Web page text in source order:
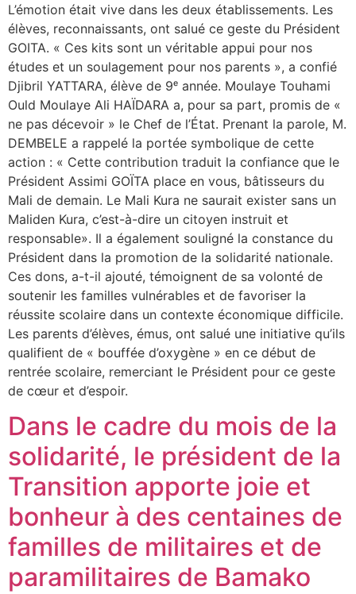
L’émotion était vive dans les deux établissements. Les
élèves, reconnaissants, ont salué ce geste du Président
GOITA. « Ces kits sont un véritable appui pour nos
études et un soulagement pour nos parents », a confié
Djibril YATTARA, élève de 9ᵉ année. Moulaye Touhami
Ould Moulaye Ali HAÏDARA a, pour sa part, promis de «
ne pas décevoir » le Chef de l’État. Prenant la parole, M.
DEMBELE a rappelé la portée symbolique de cette
action : « Cette contribution traduit la confiance que le
Président Assimi GOÏTA place en vous, bâtisseurs du
Mali de demain. Le Mali Kura ne saurait exister sans un
Maliden Kura, c’est-à-dire un citoyen instruit et
responsable». Il a également souligné la constance du
Président dans la promotion de la solidarité nationale.
Ces dons, a-t-il ajouté, témoignent de sa volonté de
soutenir les familles vulnérables et de favoriser la
réussite scolaire dans un contexte économique difficile.
Les parents d’élèves, émus, ont salué une initiative qu’ils
qualifient de « bouffée d’oxygène » en ce début de
rentrée scolaire, remerciant le Président pour ce geste
de cœur et d’espoir.
Dans le cadre du mois de la
solidarité, le président de la
Transition apporte joie et
bonheur à des centaines de
familles de militaires et de
paramilitaires de Bamako